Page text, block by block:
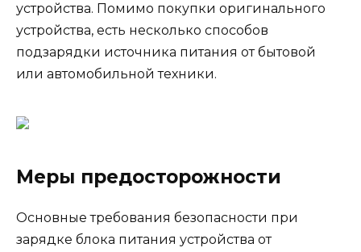
устройства. Помимо покупки оригинального
устройства, есть несколько способов
подзарядки источника питания от бытовой
или автомобильной техники.
Меры предосторожности
Основные требования безопасности при
зарядке блока питания устройства от